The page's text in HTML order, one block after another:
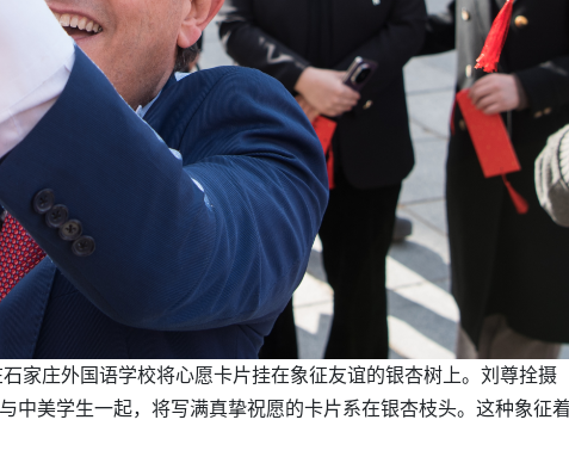
家庄外国语学校将心愿卡片挂在象征友谊的银杏树上。刘尊拴摄
中美学生一起，将写满真挚祝愿的卡片系在银杏枝头。这种象征